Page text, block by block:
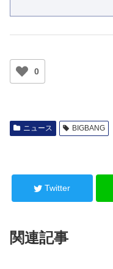
0
ニュース BIGBANG
Twitter
関連記事